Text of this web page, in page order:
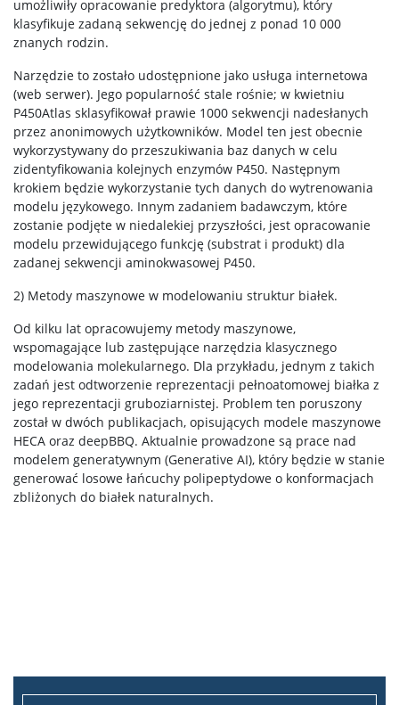
Doktoraty wdrożeniowe
Struktura
Regulaminy/zasady
Procedura przewodu doktorskiego
Ubezpieczenie zdrowotne
Pracownicy
Intranet
Spis pracowników
Seminaria
umożliwiły opracowanie predyktora (algorytmu), który
klasyfikuje zadaną sekwencję do jednej z ponad 10 000
znanych rodzin.
Narzędzie to zostało udostępnione jako usługa internetowa
(web serwer). Jego popularność stale rośnie; w kwietniu
P450Atlas sklasyfikował prawie 1000 sekwencji nadesłanych
przez anonimowych użytkowników. Model ten jest obecnie
wykorzystywany do przeszukiwania baz danych w celu
zidentyfikowania kolejnych enzymów P450. Następnym
krokiem będzie wykorzystanie tych danych do wytrenowania
modelu językowego. Innym zadaniem badawczym, które
zostanie podjęte w niedalekiej przyszłości, jest opracowanie
modelu przewidującego funkcję (substrat i produkt) dla
zadanej sekwencji aminokwasowej P450.
2) Metody maszynowe w modelowaniu struktur białek.
Od kilku lat opracowujemy metody maszynowe,
wspomagające lub zastępujące narzędzia klasycznego
modelowania molekularnego. Dla przykładu, jednym z takich
zadań jest odtworzenie reprezentacji pełnoatomowej białka z
jego reprezentacji gruboziarnistej. Problem ten poruszony
został w dwóch publikacjach, opisujących modele maszynowe
HECA oraz deepBBQ. Aktualnie prowadzone są prace nad
modelem generatywnym (Generative AI), który będzie w stanie
generować losowe łańcuchy polipeptydowe o konformacjach
zbliżonych do białek naturalnych.